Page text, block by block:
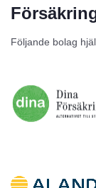
Följande bolag